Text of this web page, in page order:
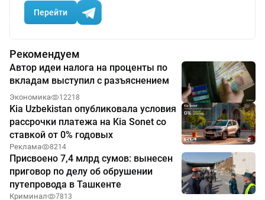
Перейти
Рекомендуем
Автор идеи налога на проценты по
вкладам выступил с разъяснением
Экономика 12218
Kia Uzbekistan опубликовала условия
рассрочки платежа на Kia Sonet со
ставкой от 0% годовых
Реклама 8214
Присвоено 7,4 млрд сумов: вынесен
приговор по делу об обрушении
путепровода в Ташкенте
Криминал 7813